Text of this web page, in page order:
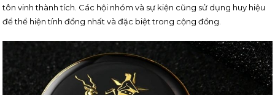
tôn vinh thành tích. Các hội nhóm và sự kiện cũng sử dụng huy hiệu
để thể hiện tính đồng nhất và đặc biệt trong cộng đồng.